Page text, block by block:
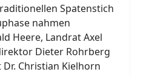
Spatenstich
nahmen
Heere, Landrat Axel
Dieter Rohrberg
Christian Kielhorn